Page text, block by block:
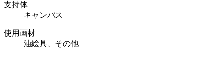
支持体
キャンバス
使用画材
油絵具、その他